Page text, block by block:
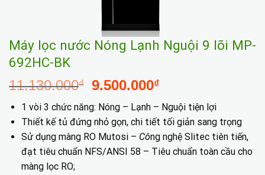
Máy lọc nước Nóng Lạnh Nguội 9 lõi MP-
692HC-BK
11.130.000₫
Giá
gốc
là:
11.130.000₫.
9.500.000₫Giá
hiện
tại
là:
9.500.000₫.
1 vòi 3 chức năng: Nóng – Lạnh – Nguội tiện lợi
Thiết kế tủ đứng nhỏ gọn, chi tiết tối giản sang trọng
Sử dụng màng RO Mutosi – Công nghệ Slitec tiên tiến,
đạt tiêu chuẩn NFS/ANSI 58 – Tiêu chuẩn toàn cầu cho
màng lọc RO;